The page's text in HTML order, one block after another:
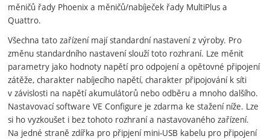
měničů řady Phoenix a měničů/nabíječek řady MultiPlus a
Quattro.
Všechna tato zařízení mají standardní nastavení z výroby. Pro
změnu standardního nastavení slouží toto rozhraní. Lze měnit
parametry jako hodnoty napětí pro odpojení a opětovné připojení
zátěže, charakter nabíjecího napětí, charakter připojování k síti
v závislosti na napětí akumulátorů nebo odběru a mnoho dalšího.
Nastavovací software VE Configure je zdarma ke stažení níže. Lze
si ho vyzkoušet i bez tohoto rozhraní a nastavovaného zařízení.
Na jedné straně zdířka pro připjení mini-USB kabelu pro připojení